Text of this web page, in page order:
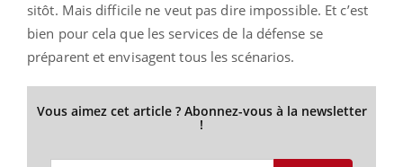
sitôt. Mais difficile ne veut pas dire impossible. Et c’est
bien pour cela que les services de la défense se
préparent et envisagent tous les scénarios.
Vous aimez cet article ? Abonnez-vous à la newsletter
!